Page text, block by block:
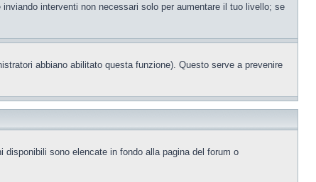
interventi non necessari solo per aumentare il tuo livello; se
abbiano abilitato questa funzione). Questo serve a prevenire
sono elencate in fondo alla pagina del forum o